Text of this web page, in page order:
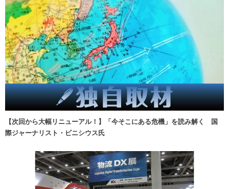
【次回から大幅リニューアル！】「今そこにある危機」を読み解く 国
際ジャーナリスト・ビニシウス氏